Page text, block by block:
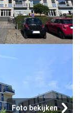
Foto bekijken